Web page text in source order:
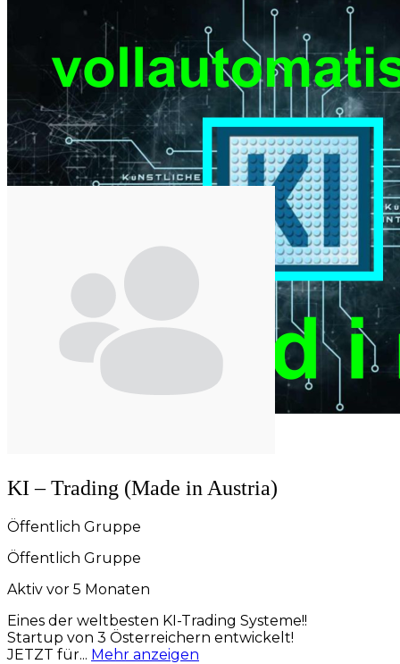
KI – Trading (Made in Austria)
Öffentlich Gruppe
Öffentlich Gruppe
Aktiv vor 5 Monaten
Eines der weltbesten KI-Trading Systeme!!
Startup von 3 Österreichern entwickelt!
JETZT für... Mehr anzeigen